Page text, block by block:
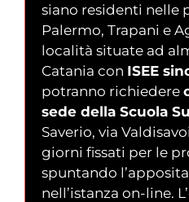
siano residenti nelle
Palermo, Trapani e
località situate ad
Catania con ISEE
potranno richiedere
sede della Scuola
Saverio, via
giorni fissati per le
spuntando
nell’istanza on-line.